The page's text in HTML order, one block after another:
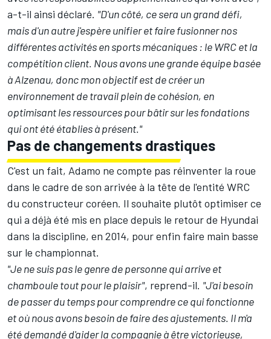
a-t-il ainsi déclaré. "D'un côté, ce sera un grand défi,
mais d'un autre j'espère unifier et faire fusionner nos
différentes activités en sports mécaniques : le WRC et la
compétition client. Nous avons une grande équipe basée
à Alzenau, donc mon objectif est de créer un
environnement de travail plein de cohésion, en
optimisant les ressources pour bâtir sur les fondations
qui ont été établies à présent."
Pas de changements drastiques
C'est un fait, Adamo ne compte pas réinventer la roue
dans le cadre de son arrivée à la tête de l'entité WRC
du constructeur coréen. Il souhaite plutôt optimiser ce
qui a déjà été mis en place depuis le retour de Hyundai
dans la discipline, en 2014, pour enfin faire main basse
sur le championnat.
"Je ne suis pas le genre de personne qui arrive et
chamboule tout pour le plaisir", reprend-il. "J'ai besoin
de passer du temps pour comprendre ce qui fonctionne
et où nous avons besoin de faire des ajustements. Il m'a
été demandé d'aider la compagnie à être victorieuse,